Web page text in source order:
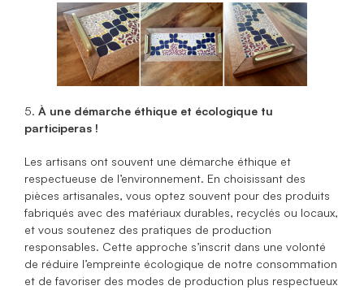
5. À une démarche éthique et écologique tu
participeras !
Les artisans ont souvent une démarche éthique et
respectueuse de l’environnement. En choisissant des
pièces artisanales, vous optez souvent pour des produits
fabriqués avec des matériaux durables, recyclés ou locaux,
et vous soutenez des pratiques de production
responsables. Cette approche s’inscrit dans une volonté
de réduire l’empreinte écologique de notre consommation
et de favoriser des modes de production plus respectueux